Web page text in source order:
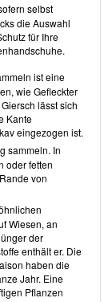
Hanfsamen.
Teilen
Lediglich einer
anderen
wie Maca,
beispielsweise
selbst
die Auswahl
für Ihre
ist eine
wie Gefleckter
lässt sich
Kante
eingezogen ist.
sammeln. In
oder fetten
von
Wiesen, an
der
enthält er. Die
haben die
Jahr. Eine
Pflanzen